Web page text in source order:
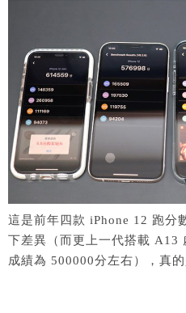
這是前年四款 iPhone 12 跑分
下差異（而更上一代搭載 A13
成績為 500000分左右），真